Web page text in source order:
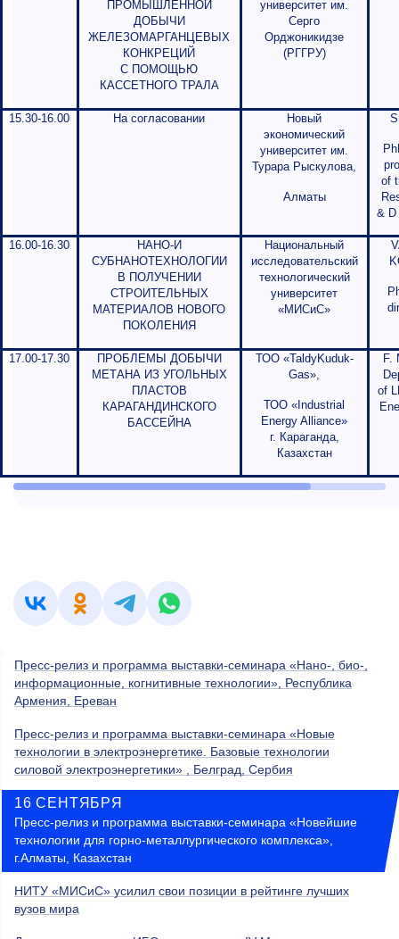
ПРОМЫШЛЕННОЙ
ДОБЫЧИ
ЖЕЛЕЗОМАРГАНЦЕВЫХ
КОНКРЕЦИЙ
С ПОМОЩЬЮ
КАССЕТНОГО ТРАЛА
университет им.
Серго
Орджоникидзе
(РГГРУ)
15.30-16.00 На согласовании
Новый
экономический
университет им.
Турара Рыскулова,
Алматы
of
& D
16.00-16.30
НАНО-И
СУБНАНОТЕХНОЛОГИИ
В ПОЛУЧЕНИИ
СТРОИТЕЛЬНЫХ
МАТЕРИАЛОВ НОВОГО
ПОКОЛЕНИЯ
Национальный
исследовательский
технологический
университет
«МИСиС»
17.00-17.30
ПРОБЛЕМЫ ДОБЫЧИ
МЕТАНА ИЗ УГОЛЬНЫХ
ПЛАСТОВ
КАРАГАНДИНСКОГО
БАССЕЙНА
ТОО «TaldyKuduk-
Gas»,
ТОО «Industrial
Energy Alliance»
г. Караганда,
Казахстан
F.
of
Пресс-релиз и программа выставки-семинара «Нано-, био-,
информационные, когнитивные технологии», Республика
Армения, Ереван
Пресс-релиз и программа выставки-семинара «Новые
технологии в электроэнергетике. Базовые технологии
силовой электроэнергетики» , Белград, Сербия
16 СЕНТЯБРЯ
Пресс-релиз и программа выставки-семинара «Новейшие
технологии для горно-металлургического комплекса»,
г.Алматы, Казахстан
НИТУ «МИСиС» усилил свои позиции в рейтинге лучших
вузов мира